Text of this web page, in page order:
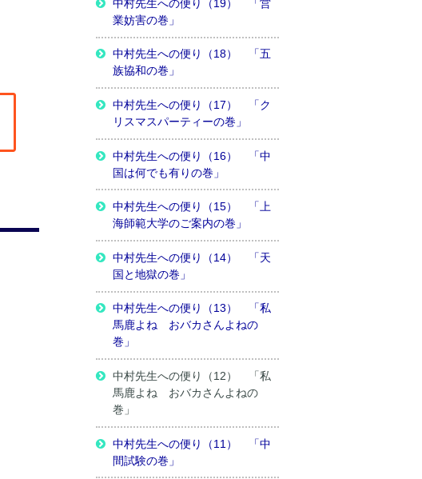
中村先生への便り（19） 「営
業妨害の巻」
中村先生への便り（18） 「五
族協和の巻」
中村先生への便り（17） 「ク
リスマスパーティーの巻」
中村先生への便り（16） 「中
国は何でも有りの巻」
中村先生への便り（15） 「上
海師範大学のご案内の巻」
中村先生への便り（14） 「天
国と地獄の巻」
中村先生への便り（13） 「私
馬鹿よね おバカさんよねの
巻」
中村先生への便り（12） 「私
馬鹿よね おバカさんよねの
巻」
中村先生への便り（11） 「中
間試験の巻」